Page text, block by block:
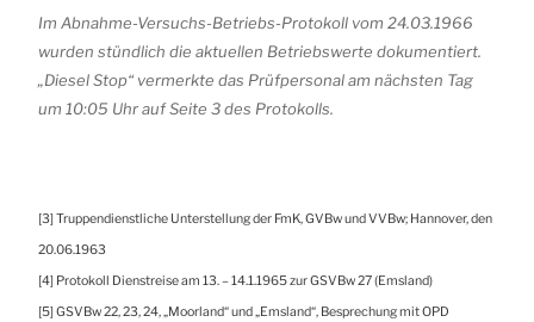
Im Abnahme-Versuchs-Betriebs-Protokoll vom 24.03.1966
wurden stündlich die aktuellen Betriebswerte dokumentiert.
„Diesel Stop“ vermerkte das Prüfpersonal am nächsten Tag
um 10:05 Uhr auf Seite 3 des Protokolls.
[3] Truppendienstliche Unterstellung der FmK, GVBw und VVBw; Hannover, den
20.06.1963
[4] Protokoll Dienstreise am 13. – 14.1.1965 zur GSVBw 27 (Emsland)
[5] GSVBw 22, 23, 24, „Moorland“ und „Emsland“, Besprechung mit OPD